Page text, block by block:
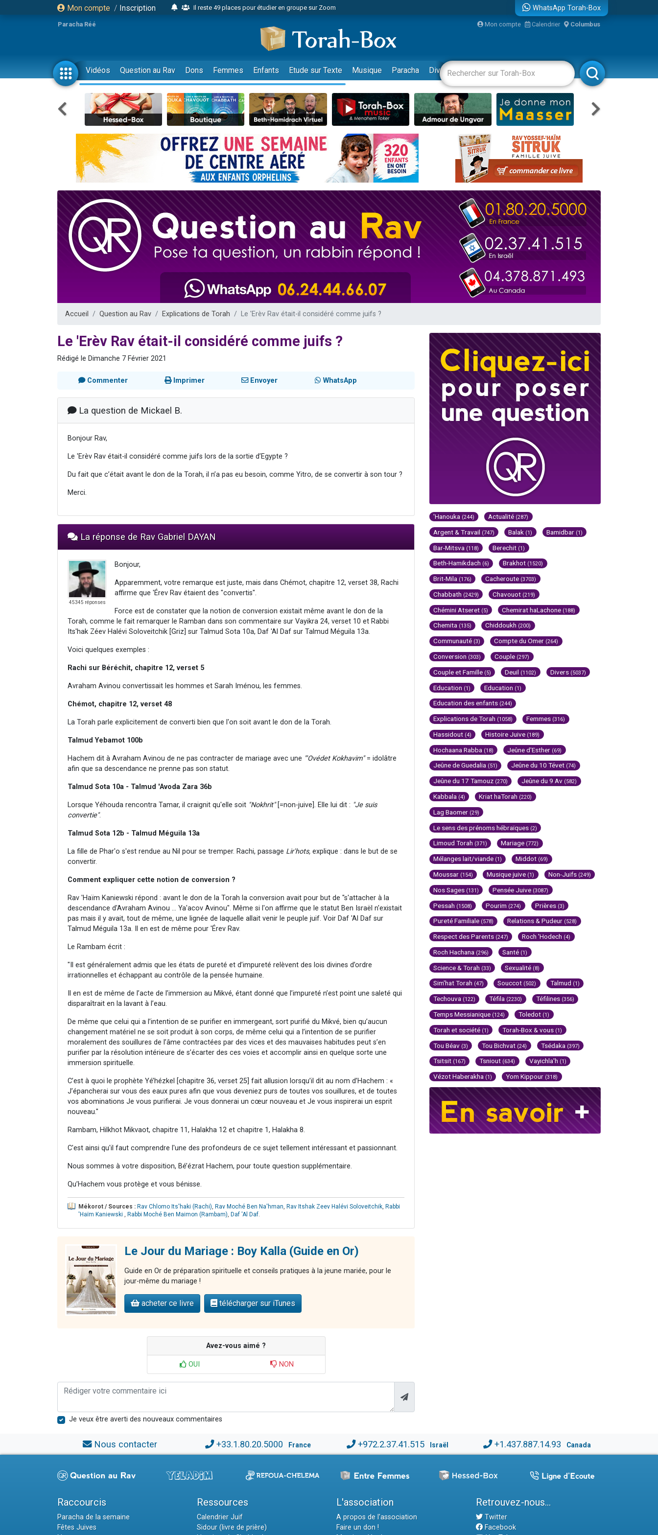
Mon compte / Inscription
Il reste 49 places pour étudier en groupe sur Zoom
2 personnes viennent de nous rejoindre sur WhatsApp
6 personnes viennent de nous rejoindre sur WhatsApp
4 personnes viennent de faire un don pour Reloger Rivka, 6 enfants, victime de violences...
2 personnes viennent de faire un don pour 1 Journée de Vacances Pour les Enfants
17 personnes viennent de demander une bénédiction
4 personnes viennent de nous rejoindre sur WhatsApp
Il reste 49 places pour étudier en groupe sur Zoom
Eva vient de donner son Maasser
4 personnes viennent de nous rejoindre sur WhatsApp
3 personnes viennent de nous rejoindre sur WhatsApp
Odaya vient de donner son Maasser
3 personnes viennent de faire un don pour 5 jours de vacances aux Orphelins
2 personnes viennent de nous rejoindre sur WhatsApp
13 personnes viennent de demander une bénédiction
Il reste 49 places pour étudier en groupe sur Zoom
12 nouvelles musiques dans Torah-Box Music
29 personnes viennent de demander une bénédiction
WhatsApp Torah-Box
Paracha Réé Mon compte Calendrier Columbus
Vidéos Question au Rav Dons Femmes Enfants Etude sur Texte Musique Paracha Divertissements Livres Rabbanim
Accueil Question au Rav Explications de Torah Le 'Erèv Rav était-il considéré comme juifs ?
Le 'Erèv Rav était-il considéré comme juifs ?
Rédigé le Dimanche 7 Février 2021
Commenter Imprimer Envoyer WhatsApp
La question de Mickael B.
Bonjour Rav,
Le 'Erèv Rav était-il considéré comme juifs lors de la sortie d’Egypte ?
Du fait que c’était avant le don de la Torah, il n’a pas eu besoin, comme Yitro, de se convertir à son tour ?
Merci.
La réponse de Rav Gabriel DAYAN
45345 réponses
Bonjour,
Apparemment, votre remarque est juste, mais dans Chémot, chapitre 12, verset 38, Rachi
affirme que 'Érev Rav étaient des "convertis".
Force est de constater que la notion de conversion existait même avant le don de la
Torah, comme le fait remarquer le Ramban dans son commentaire sur Vayikra 24, verset 10 et Rabbi
Its'hak Zéev Halévi Soloveitchik [Griz] sur Talmud Sota 10a, Daf 'Al Daf sur Talmud Méguila 13a.
Voici quelques exemples :
Rachi sur Béréchit, chapitre 12, verset 5
Avraham Avinou convertissait les hommes et Sarah Iménou, les femmes.
Chémot, chapitre 12, verset 48
La Torah parle explicitement de converti bien que l'on soit avant le don de la Torah.
Talmud Yebamot 100b
Hachem dit à Avraham Avinou de ne pas contracter de mariage avec une "'Ovédet Kokhavim"= idolâtre
afin que sa descendance ne prenne pas son statut.
Talmud Sota 10a - Talmud 'Avoda Zara 36b
Lorsque Yéhouda rencontra Tamar, il craignit qu'elle soit "Nokhrit"[=non-juive]. Elle lui dit : "Je suis
convertie".
Talmud Sota 12b - Talmud Méguila 13a
La fille de Phar'o s'est rendue au Nil pour se tremper. Rachi, passage Lir'hots, explique : dans le but de se
convertir.
Comment expliquer cette notion de conversion ?
Rav 'Haïm Kaniewski répond : avant le don de la Torah la conversion avait pour but de "s'attacher à la
descendance d'Avraham Avinou ... Ya'acov Avinou". Même si l'on affirme que le statut Ben Israël n'existait
pas mais il y avait, tout de même, une lignée de laquelle allait venir le peuple juif. Voir Daf 'Al Daf sur
Talmud Méguila 13a. Il en est de même pour 'Érev Rav.
Le Rambam écrit :
"Il est généralement admis que les états de pureté et d’impureté relèvent des lois divines d’ordre
irrationnelles et échappant au contrôle de la pensée humaine.
Il en est de même de l’acte de l’immersion au Mikvé, étant donné que l’impureté n’est point une saleté qui
disparaîtrait en la lavant à l’eau.
De même que celui qui a l’intention de se purifier en immergeant, sort purifié du Mikvé, bien qu’aucun
changement matériel ne se soit produit à son corps, de même celui qui a l’intention de se purifier
moralement des souillures de l’âme contractées par des vices et des mauvaises habitudes peut s’en
purifier par la résolution intérieure de s’écarter des ces voies et accomplir ainsi en quelque sorte une
immersion spirituelle.
C’est à quoi le prophète Yé’hézkel [chapitre 36, verset 25] fait allusion lorsqu’il dit au nom d’Hachem : «
J’épancherai sur vous des eaux pures afin que vous deveniez purs de toutes vos souillures, et de toutes
vos abominations Je vous purifierai. Je vous donnerai un cœur nouveau et Je vous inspirerai un esprit
nouveau."
Rambam, Hilkhot Mikvaot, chapitre 11, Halakha 12 et chapitre 1, Halakha 8.
C'est ainsi qu'il faut comprendre l'une des profondeurs de ce sujet tellement intéressant et passionnant.
Nous sommes à votre disposition, Bé’ézrat Hachem, pour toute question supplémentaire.
Qu’Hachem vous protège et vous bénisse.
Mékorot / Sources : Rav Chlomo Its'haki (Rachi) Rav Moché Ben Na'hman Rav Itshak Zeev Halévi Soloveitchik Rabbi
'Haïm Kaniewski
Rabbi Moché Ben Maimon (Rambam) Daf 'Al Daf
Le Jour du Mariage : Boy Kalla (Guide en Or)
Guide en Or de préparation spirituelle et conseils pratiques à la jeune mariée, pour le
jour-même du mariage !
acheter ce livre télécharger sur iTunes
Avez-vous aimé ?
OUI NON
Je veux être averti des nouveaux commentaires
'Hanouka (244) Actualité (287)
Argent & Travail (747) Balak (1) Bamidbar (1)
Bar-Mitsva (118) Berechit (1)
Beth-Hamikdach (6) Brakhot (1520)
Brit-Mila (176) Cacheroute (3703)
Chabbath (2429) Chavouot (219)
Chémini Atseret (5) Chemirat haLachone (188)
Chemita (135) Chiddoukh (200)
Communauté (3) Compte du Omer (264)
Conversion (303) Couple (297)
Couple et Famille (5) Deuil (1102) Divers (5037)
Education (1) Education (1)
Education des enfants (244)
Explications de Torah (1058) Femmes (316)
Hassidout (4) Histoire Juive (189)
Hochaana Rabba (18) Jeûne d'Esther (69)
Jeûne de Guedalia (51) Jeûne du 10 Tévet (74)
Jeûne du 17 Tamouz (270) Jeûne du 9 Av (582)
Kabbala (4) Kriat haTorah (220)
Lag Baomer (29)
Le sens des prénoms hébraïques (2)
Limoud Torah (371) Mariage (772)
Mélanges lait/viande (1) Middot (69)
Moussar (154) Musique juive (1) Non-Juifs (249)
Nos Sages (131) Pensée Juive (3087)
Pessah (1508) Pourim (274) Prières (3)
Pureté Familiale (578) Relations & Pudeur (528)
Respect des Parents (247) Roch 'Hodech (4)
Roch Hachana (296) Santé (1)
Science & Torah (33) Sexualité (8)
Sim'hat Torah (47) Souccot (502) Talmud (1)
Techouva (122) Téfila (2230) Téfilines (356)
Temps Messianique (124) Toledot (1)
Torah et société (1) Torah-Box & vous (1)
Tou Béav (3) Tou Bichvat (24) Tsédaka (397)
Tsitsit (167) Tsniout (634) Vayichla'h (1)
Vézot Haberakha (1) Yom Kippour (318)
Nous contacter +33.1.80.20.5000 France +972.2.37.41.515 Israël +1.437.887.14.93 Canada
Raccourcis
Paracha de la semaine
Fêtes Juives
Ressources
Calendrier Juif
Sidour (livre de prière)
L'association
A propos de l'association
Faire un don !
Retrouvez-nous...
Twitter
Facebook